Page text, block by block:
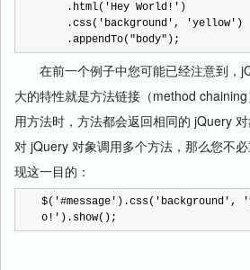
    .html(
' Hey World! ' )
    .css(
' background ' , 'yellow ' )
    .appendTo(
"body" );
在前一个例子中您可能已经注意到，
大的特性就是方法链接（method
用方法时，方法都会返回相同的 jQuery
对 jQuery 对象调用多个方法，那么您不
现这一目的：
$( '#message ' ).css( ' background ' , '
o! ' ).show();